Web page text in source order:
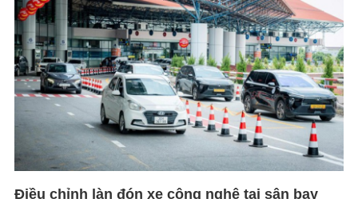
Điều chỉnh làn đón xe công nghệ tại sân bay